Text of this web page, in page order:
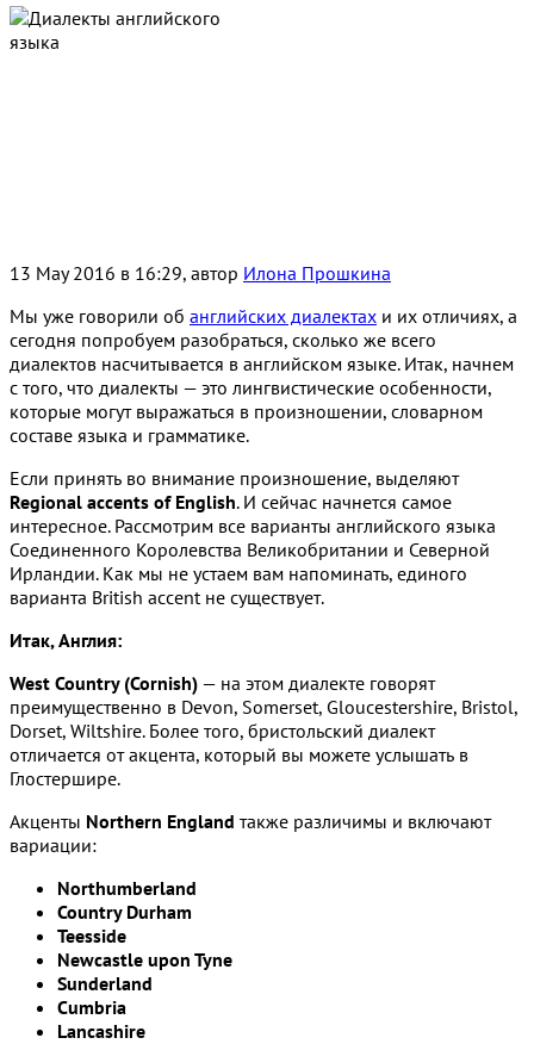
13 May 2016 в 16:29, автор Илона Прошкина
Мы уже говорили об английских диалектах и их отличиях, а
сегодня попробуем разобраться, сколько же всего
диалектов насчитывается в английском языке. Итак, начнем
с того, что диалекты — это лингвистические особенности,
которые могут выражаться в произношении, словарном
составе языка и грамматике.
Если принять во внимание произношение, выделяют
Regional accents of English. И сейчас начнется самое
интересное. Рассмотрим все варианты английского языка
Соединенного Королевства Великобритании и Северной
Ирландии. Как мы не устаем вам напоминать, единого
варианта British accent не существует.
Итак, Англия:
West Country (Cornish) — на этом диалекте говорят
преимущественно в Devon, Somerset, Gloucestershire, Bristol,
Dorset, Wiltshire. Более того, бристольский диалект
отличается от акцента, который вы можете услышать в
Глостершире.
Акценты Northern England также различимы и включают
вариации:
Northumberland
Country Durham
Teesside
Newcastle upon Tyne
Sunderland
Cumbria
Lancashire